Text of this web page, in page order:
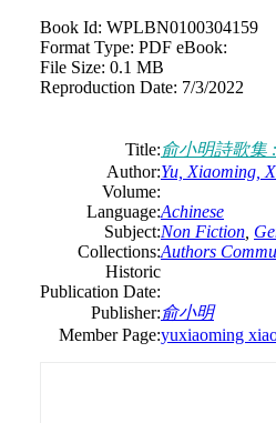
Book Id: WPLBN0100304159
Format Type: PDF eBook:
File Size: 0.1 MB
Reproduction Date: 7/3/2022
Title:俞小明詩歌集
Author:Yu, Xiaoming,
Volume:
Language:Achinese
Subject:Non Fiction
Collections:Authors
Historic
Publication Date:
Publisher:俞小明
Member Page:yuxiaoming